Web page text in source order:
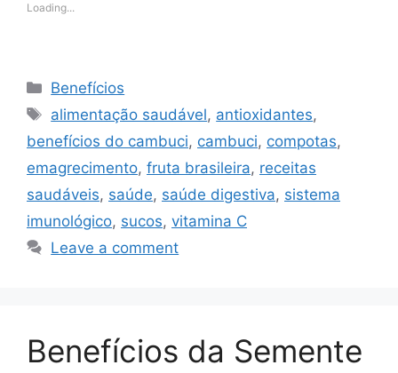
Loading...
Categories
Benefícios
Tags
alimentação saudável, antioxidantes,
benefícios do cambuci, cambuci, compotas,
emagrecimento, fruta brasileira, receitas
saudáveis, saúde, saúde digestiva, sistema
imunológico, sucos, vitamina C
Leave a comment
Benefícios da Semente